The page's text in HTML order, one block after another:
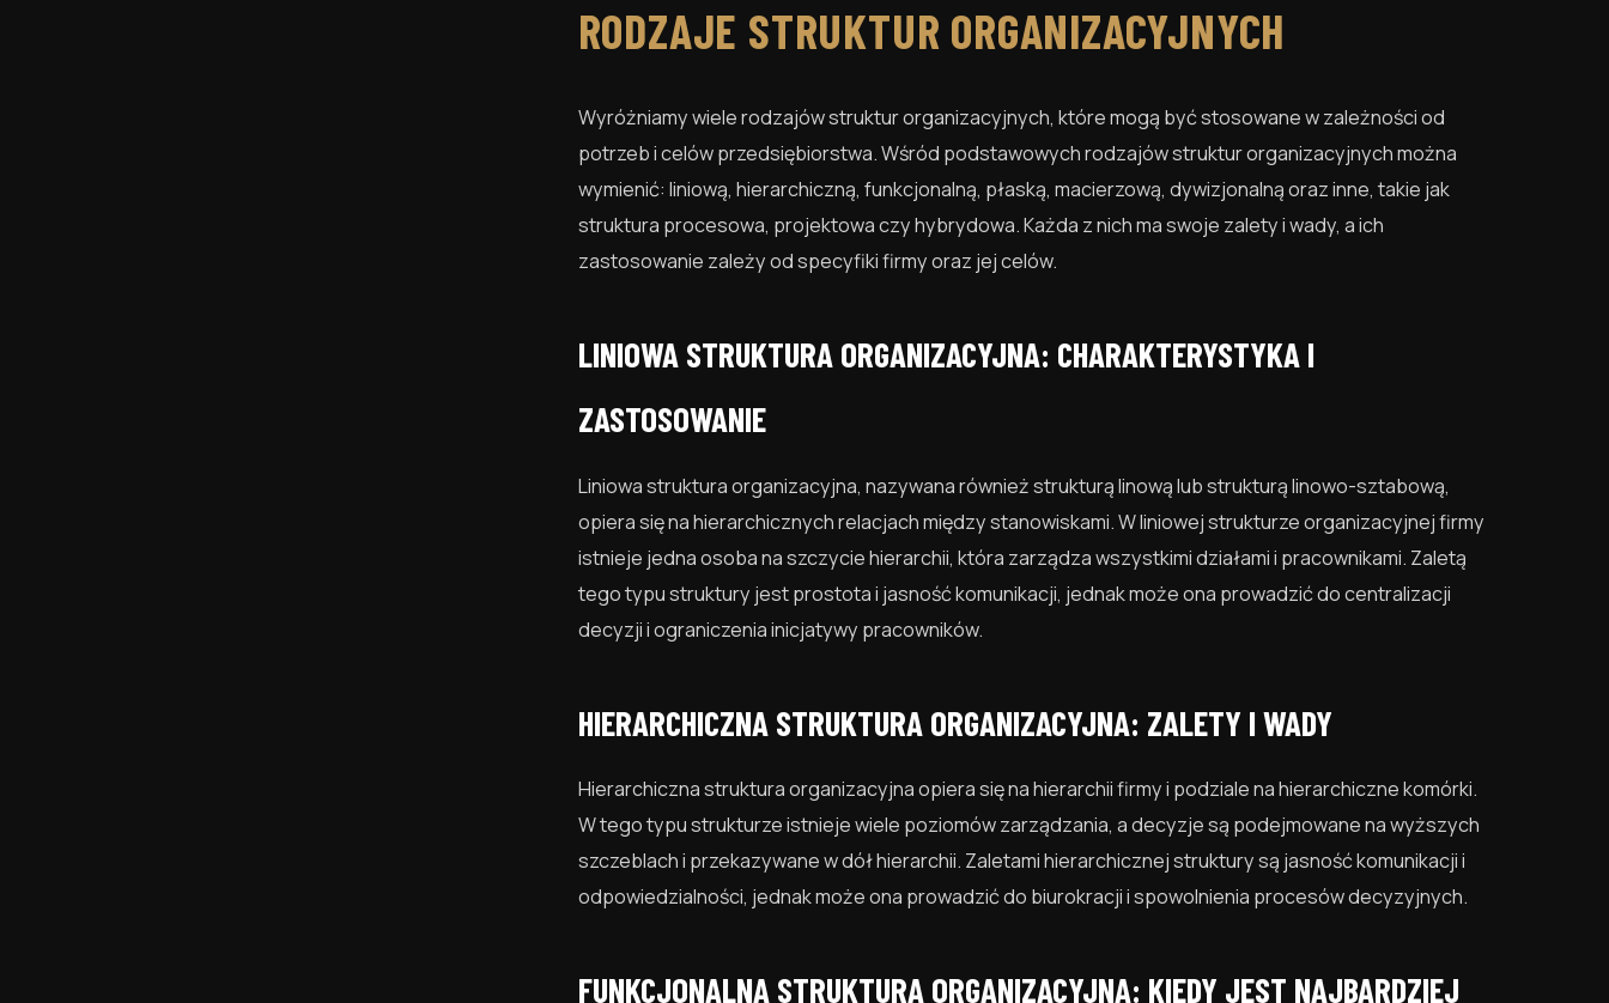
RODZAJE STRUKTUR ORGANIZACYJNYCH
Wyróżniamy wiele rodzajów struktur organizacyjnych, które mogą być stosowane w zależności od
potrzeb i celów przedsiębiorstwa. Wśród podstawowych rodzajów struktur organizacyjnych można
wymienić: liniową, hierarchiczną, funkcjonalną, płaską, macierzową, dywizjonalną oraz inne, takie jak
struktura procesowa, projektowa czy hybrydowa. Każda z nich ma swoje zalety i wady, a ich
zastosowanie zależy od specyfiki firmy oraz jej celów.
LINIOWA STRUKTURA ORGANIZACYJNA: CHARAKTERYSTYKA I
ZASTOSOWANIE
Liniowa struktura organizacyjna, nazywana również strukturą linową lub strukturą linowo-sztabową,
opiera się na hierarchicznych relacjach między stanowiskami. W liniowej strukturze organizacyjnej firmy
istnieje jedna osoba na szczycie hierarchii, która zarządza wszystkimi działami i pracownikami. Zaletą
tego typu struktury jest prostota i jasność komunikacji, jednak może ona prowadzić do centralizacji
decyzji i ograniczenia inicjatywy pracowników.
HIERARCHICZNA STRUKTURA ORGANIZACYJNA: ZALETY I WADY
Hierarchiczna struktura organizacyjna opiera się na hierarchii firmy i podziale na hierarchiczne komórki.
W tego typu strukturze istnieje wiele poziomów zarządzania, a decyzje są podejmowane na wyższych
szczeblach i przekazywane w dół hierarchii. Zaletami hierarchicznej struktury są jasność komunikacji i
odpowiedzialności, jednak może ona prowadzić do biurokracji i spowolnienia procesów decyzyjnych.
FUNKCJONALNA STRUKTURA ORGANIZACYJNA: KIEDY JEST NAJBARDZIEJ